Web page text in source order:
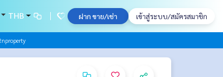
THB ฝาก ขาย/เช่า เข้าสู่ระบบ/สมัครสมาชิก